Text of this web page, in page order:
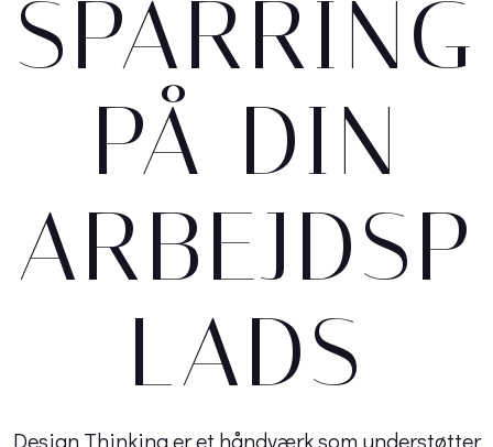
SPARRING
PÅ DIN
ARBEJDSP
LADS
Design Thinking er et håndværk som understøtter